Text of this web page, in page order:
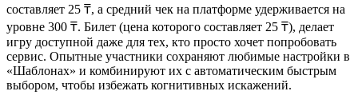
составляет 25 ₸, а средний чек на платформе удерживается на
уровне 300 ₸. Билет (цена которого составляет 25 ₸), делает
игру доступной даже для тех, кто просто хочет попробовать
сервис. Опытные участники сохраняют любимые настройки в
«Шаблонах» и комбинируют их с автоматическим быстрым
выбором, чтобы избежать когнитивных искажений.